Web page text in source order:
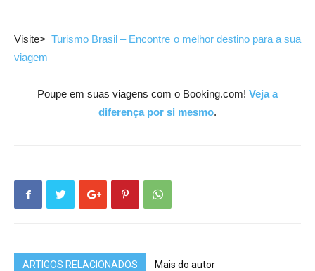
Visite>Turismo Brasil – Encontre o melhor destino para a sua
viagem
Poupe em suas viagens com o Booking.com! Veja a
diferença por si mesmo.
ARTIGOS RELACIONADOS Mais do autor